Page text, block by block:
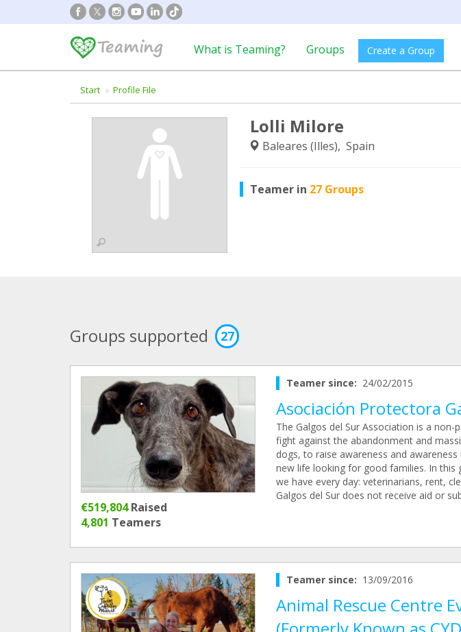
What is Teaming? Groups Create a Group
Start Profile File
Lolli Milore
Baleares (Illes), Spain
Teamer in 27 Groups
Groups supported 27
€519,804Raised
4,801 Teamers
Teamer since: 24/02/2015
Asociación Protectora
The Galgos del Sur Association is a
fight against the abandonment and
dogs, to raise awareness and
new life looking for good families. In
we have every day: veterinarians, rent,
Galgos del Sur does not receive aid or
Teamer since: 13/09/2016
Animal Rescue Centre